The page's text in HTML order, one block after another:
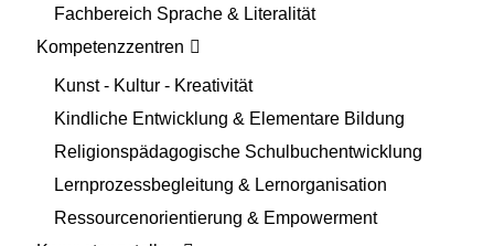
Fachbereich Sprache & Literalität
Kompetenzzentren
Kunst - Kultur - Kreativität
Kindliche Entwicklung & Elementare Bildung
Religionspädagogische Schulbuchentwicklung
Lernprozessbegleitung & Lernorganisation
Ressourcenorientierung & Empowerment